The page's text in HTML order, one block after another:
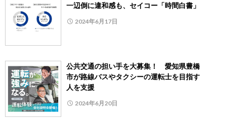
一辺倒に違和感も、セイコー「時間白書」
2024年6月17日
公共交通の担い手を大募集！ 愛知県豊橋
市が路線バスやタクシーの運転士を目指す
人を支援
2024年6月20日